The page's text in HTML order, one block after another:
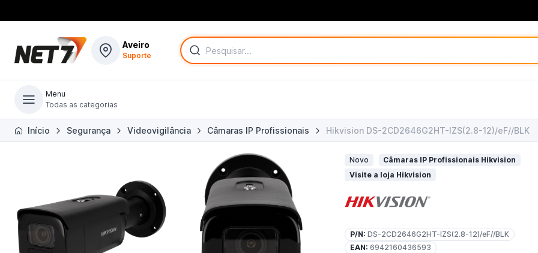
Aveiro
Suporte
Menu
Todas as categorias
Todas as categorias
Início Segurança Videovigilância Câmaras IP Profissionais Hikvision DS-2CD2646G2HT-IZS(2.8-12)/eF//BLK
Novo
Câmaras IP Profissionais Hikvision
Visite a loja Hikvision
P/N: DS-2CD2646G2HT-IZS(2.8-12)/eF//BLK
EAN: 6942160436593